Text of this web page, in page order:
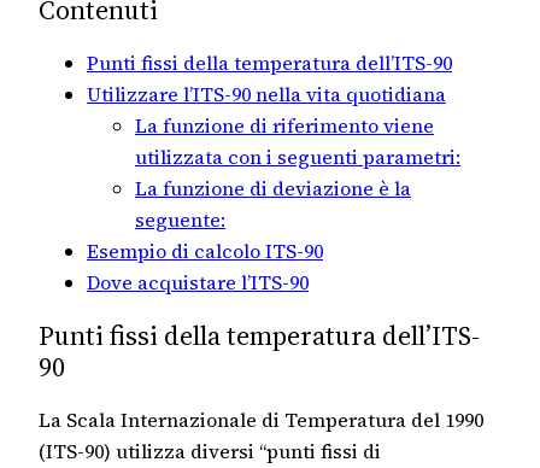
Contenuti
Punti fissi della temperatura dell’ITS-90
Utilizzare l’ITS-90 nella vita quotidiana
La funzione di riferimento viene
utilizzata con i seguenti parametri:
La funzione di deviazione è la
seguente:
Esempio di calcolo ITS-90
Dove acquistare l’ITS-90
Punti fissi della temperatura dell’ITS-
90
La Scala Internazionale di Temperatura del 1990
(ITS-90) utilizza diversi “punti fissi di